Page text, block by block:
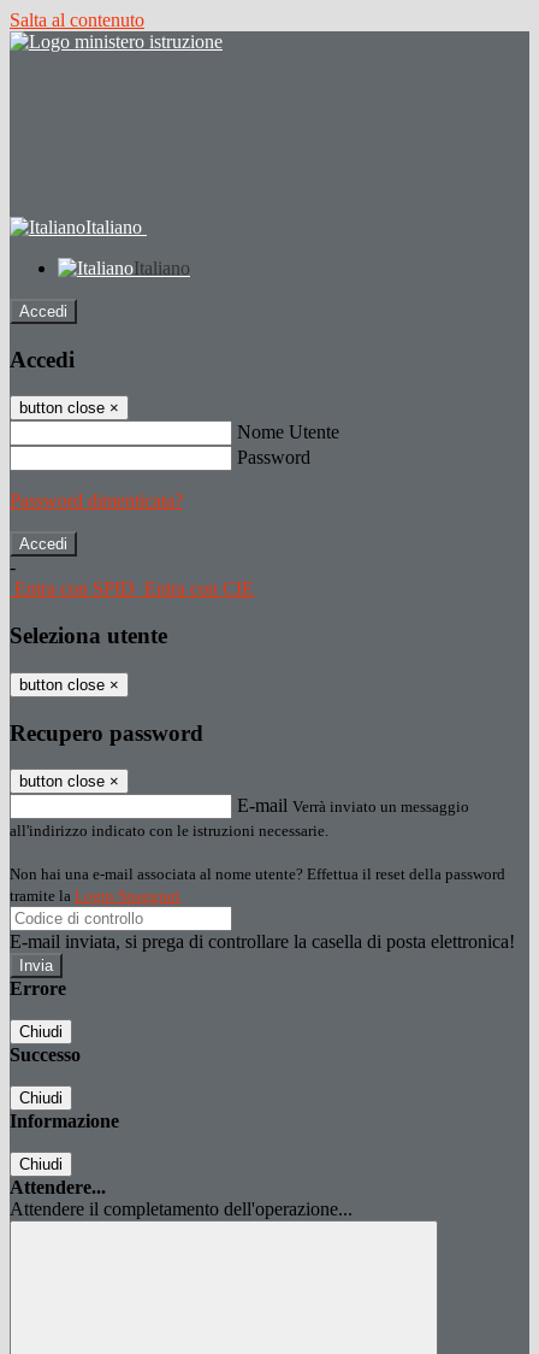
Salta al contenuto
Italiano
Italiano
Accedi
Accedi
button close ×
Nome Utente
Password
Password dimenticata?
-
Entra con SPID Entra con CIE
Seleziona utente
button close ×
Recupero password
button close ×
E-mail Verrà inviato un messaggio
all'indirizzo indicato con le istruzioni necessarie.
Non hai una e-mail associata al nome utente? Effettua il reset della password
tramite la Login Spaggiari
E-mail inviata, si prega di controllare la casella di posta elettronica!
Errore
Chiudi
Successo
Chiudi
Informazione
Chiudi
Attendere...
Attendere il completamento dell'operazione...